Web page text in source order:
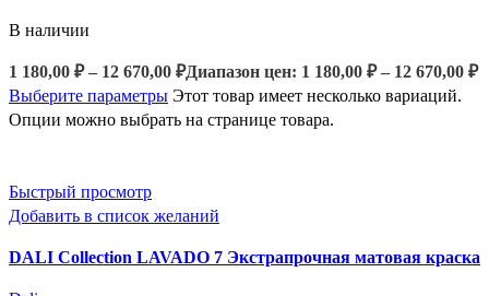
В наличии
1 180,00 ₽ – 12 670,00 ₽Диапазон цен: 1 180,00 ₽ – 12 670,00 ₽
Выберите параметры Этот товар имеет несколько вариаций.
Опции можно выбрать на странице товара.
Быстрый просмотр
Добавить в список желаний
DALI Collection LAVADO 7 Экстрапрочная матовая краска